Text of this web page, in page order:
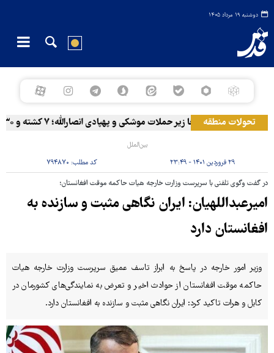
دوشنبه ۱۹ مرداد ۱۴۰۵
تحولات منطقهالمخا زیر حملات موشکی و پهپادی انصارالله؛ ۷ کشته و ۳۰ زخمی
بین‌الملل
۲۹ فروردین ۱۴۰۱ - ۲۳:۴۹ کد مطلب: ۷۹۴۸۷۰
در گفت وگوی تلفنی با سرپرست وزارت خارجه هیات حاکمه موقت افغانستان؛
امیرعبداللهیان: ایران نگاهی مثبت و سازنده به
افغانستان دارد
وزیر امور خارجه در پاسخ به ابراز تاسف عمیق سرپرست وزارت خارجه هیات
حاکمه موقت افغانستان از حوادث اخیر و تعرض به نمایندگی‌های کشورمان در
کابل و هرات تاکید کرد: ایران نگاهی مثبت و سازنده به افغانستان دارد.